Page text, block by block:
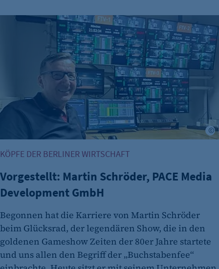
Vorgestellt: Martin Schröder, PACE Media Development
KÖPFE DER BERLINER WIRTSCHAFT
Vorgestellt: Martin Schröder, PACE Media
Development GmbH
Begonnen hat die Karriere von Martin Schröder
beim Glücksrad, der legendären Show, die in den
goldenen Gameshow Zeiten der 80er Jahre startete
und uns allen den Begriff der „Buchstabenfee“